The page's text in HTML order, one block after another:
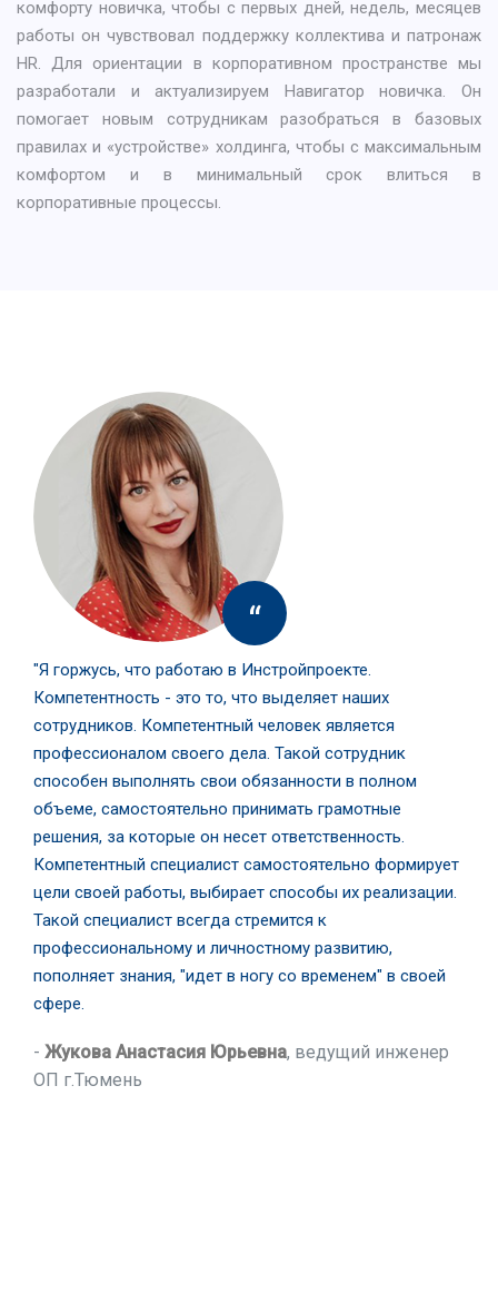
комфорту новичка, чтобы с первых дней, недель, месяцев
работы он чувствовал поддержку коллектива и патронаж
HR. Для ориентации в корпоративном пространстве мы
разработали и актуализируем Навигатор новичка. Он
помогает новым сотрудникам разобраться в базовых
правилах и «устройстве» холдинга, чтобы с максимальным
комфортом и в минимальный срок влиться в
корпоративные процессы.
“
"Я горжусь, что работаю в Инстройпроекте.
Компетентность - это то, что выделяет наших
сотрудников. Компетентный человек является
профессионалом своего дела. Такой сотрудник
способен выполнять свои обязанности в полном
объеме, самостоятельно принимать грамотные
решения, за которые он несет ответственность.
Компетентный специалист самостоятельно формирует
цели своей работы, выбирает способы их реализации.
Такой специалист всегда стремится к
профессиональному и личностному развитию,
пополняет знания, "идет в ногу со временем" в своей
сфере.
- Жукова Анастасия Юрьевна, ведущий инженер
ОП г.Тюмень